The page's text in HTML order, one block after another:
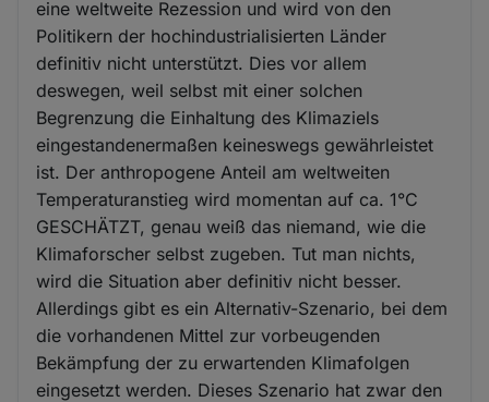
eine weltweite Rezession und wird von den
Politikern der hochindustrialisierten Länder
definitiv nicht unterstützt. Dies vor allem
deswegen, weil selbst mit einer solchen
Begrenzung die Einhaltung des Klimaziels
eingestandenermaßen keineswegs gewährleistet
ist. Der anthropogene Anteil am weltweiten
Temperaturanstieg wird momentan auf ca. 1°C
GESCHÄTZT, genau weiß das niemand, wie die
Klimaforscher selbst zugeben. Tut man nichts,
wird die Situation aber definitiv nicht besser.
Allerdings gibt es ein Alternativ-Szenario, bei dem
die vorhandenen Mittel zur vorbeugenden
Bekämpfung der zu erwartenden Klimafolgen
eingesetzt werden. Dieses Szenario hat zwar den